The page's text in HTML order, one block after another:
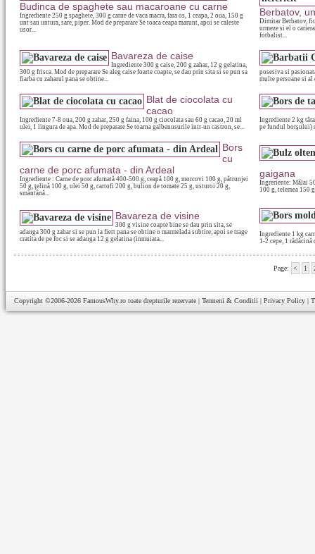
Budinca de spaghete sau macaroane cu carne
Ingrediente 250 g spaghete, 300 g carne de vaca macra, fara os, 1 ceapa, 2 oua, 150 g
unt sau untura, sare, piper. Mod de preparare Se toaca ceapa marunt, apoi se caleste
usor...
Berbatov,
Dimitar Berbatov,
urmeze si el o
fotbalist...
Bavareza de caise
Ingrediente 300 g caise, 200 g zahar, 12 g gelatina,
300 g frisca. Mod de preparare Se aleg caise foarte coapte, se dau prin sita si se pun sa
fiarba cu zaharul pana se obtine...
posesiva si
multe persoane si al
Blat de ciocolata cu
cacao
Ingrediente 7-8 oua, 200 g zahar, 250 g faina, 100 g ciocolata sau 60 g cacao, 20 ml
ulei, 1 lingura de apa. Mod de preparare Se toarna galbenusurile intr-un castron, se...
Ingrediente 2 kg
pe fundul borşului)
Bors
cu
carne de porc afumata - din Ardeal
Ingrediente : Carne de porc afumată 400-500 g, ceapă 100 g, morcovi 100 g, pătrunjei
50 g, ţelină 100 g, ulei 50 g, cartofi 200 g, bulion de tomate 25 g, usturoi 20 g,
smântână...
gaigana
Ingreriente: Mălai
100 g, telemea 150
Bavareza de visine
300 g visine coapte bine se dau prin sita, se
adauga 300 g zahar si se pun la fiert pana se obtine o marmelada subtire, apoi se trage
cratita de pe foc si se adauga 12 g gelatina (inmuiata...
Ingrediente 1 kg
1-2 cepe, 1
Page: < 1
Copyright ©2006-2026 FamousWhy.ro toate drepturile rezervate | Termeni & Conditii | Privacy Policy |